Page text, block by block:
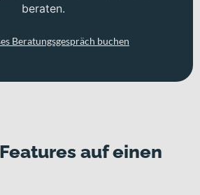
beraten.
Beratungsgespräch buchen
auf einen